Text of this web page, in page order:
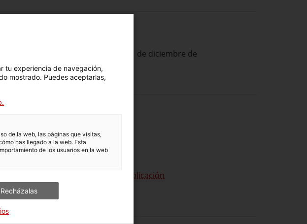
es del 1 de octubre al 31 de diciembre de
manual de estandartes y con la
aplicación
tu experiencia de navegación,
mostrado. Puedes aceptarlas,
de la web, las páginas que visitas,
has llegado a la web. Esta
de los usuarios en la web
Recházalas